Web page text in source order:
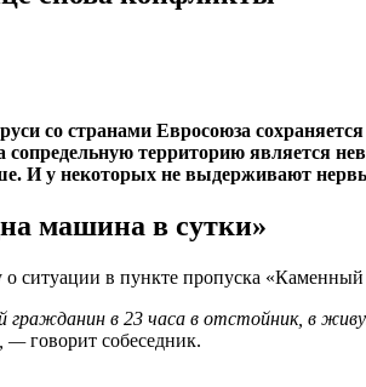
со странами Евросоюза
территорию является
И у некоторых не выдерживают
машина в сутки»
о ситуации в пункте пропуска
гражданин в 23 часа в отстойник, в
—говорит собеседник.